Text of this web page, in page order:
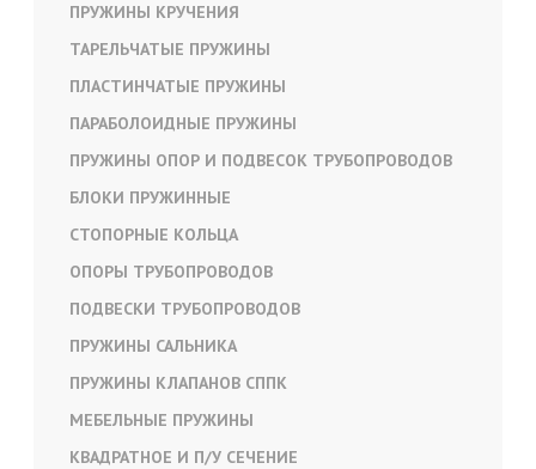
ПРУЖИНЫ КРУЧЕНИЯ
ТАРЕЛЬЧАТЫЕ ПРУЖИНЫ
ПЛАСТИНЧАТЫЕ ПРУЖИНЫ
ПАРАБОЛОИДНЫЕ ПРУЖИНЫ
ПРУЖИНЫ ОПОР И ПОДВЕСОК ТРУБОПРОВОДОВ
БЛОКИ ПРУЖИННЫЕ
СТОПОРНЫЕ КОЛЬЦА
ОПОРЫ ТРУБОПРОВОДОВ
ПОДВЕСКИ ТРУБОПРОВОДОВ
ПРУЖИНЫ САЛЬНИКА
ПРУЖИНЫ КЛАПАНОВ СППК
МЕБЕЛЬНЫЕ ПРУЖИНЫ
КВАДРАТНОЕ И П/У СЕЧЕНИЕ